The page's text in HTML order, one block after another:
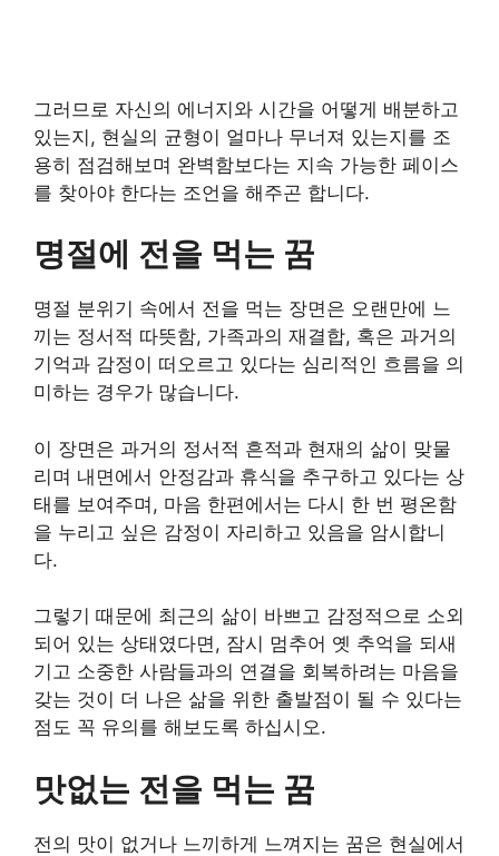
그러므로 자신의 에너지와 시간을 어떻게 배분하고
있는지, 현실의 균형이 얼마나 무너져 있는지를 조
용히 점검해보며 완벽함보다는 지속 가능한 페이스
를 찾아야 한다는 조언을 해주곤 합니다.
명절에 전을 먹는 꿈
명절 분위기 속에서 전을 먹는 장면은 오랜만에 느
끼는 정서적 따뜻함, 가족과의 재결합, 혹은 과거의
기억과 감정이 떠오르고 있다는 심리적인 흐름을 의
미하는 경우가 많습니다.
이 장면은 과거의 정서적 흔적과 현재의 삶이 맞물
리며 내면에서 안정감과 휴식을 추구하고 있다는 상
태를 보여주며, 마음 한편에서는 다시 한 번 평온함
을 누리고 싶은 감정이 자리하고 있음을 암시합니
다.
그렇기 때문에 최근의 삶이 바쁘고 감정적으로 소외
되어 있는 상태였다면, 잠시 멈추어 옛 추억을 되새
기고 소중한 사람들과의 연결을 회복하려는 마음을
갖는 것이 더 나은 삶을 위한 출발점이 될 수 있다는
점도 꼭 유의를 해보도록 하십시오.
맛없는 전을 먹는 꿈
전의 맛이 없거나 느끼하게 느껴지는 꿈은 현실에서